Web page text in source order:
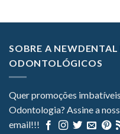
SOBRE A
ODONTOLÓGICOS
Quer promoções
Odontologia? Assine a
email!!!